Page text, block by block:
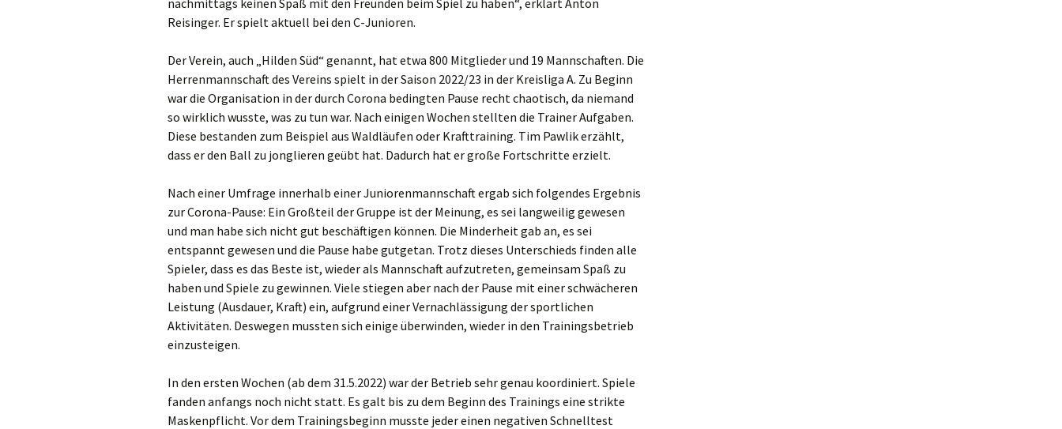
Viersen
Voerde
Wassenberg
Wegberg
Wermelskirchen
Wesel
Willich
Xanten
nachmittags keinen Spaß mit den Freunden beim Spiel zu haben“, erklärt Anton
Reisinger. Er spielt aktuell bei den C-Junioren.
Der Verein, auch „Hilden Süd“ genannt, hat etwa 800 Mitglieder und 19 Mannschaften. Die
Herrenmannschaft des Vereins spielt in der Saison 2022/23 in der Kreisliga A. Zu Beginn
war die Organisation in der durch Corona bedingten Pause recht chaotisch, da niemand
so wirklich wusste, was zu tun war. Nach einigen Wochen stellten die Trainer Aufgaben.
Diese bestanden zum Beispiel aus Waldläufen oder Krafttraining. Tim Pawlik erzählt,
dass er den Ball zu jonglieren geübt hat. Dadurch hat er große Fortschritte erzielt.
Nach einer Umfrage innerhalb einer Juniorenmannschaft ergab sich folgendes Ergebnis
zur Corona-Pause: Ein Großteil der Gruppe ist der Meinung, es sei langweilig gewesen
und man habe sich nicht gut beschäftigen können. Die Minderheit gab an, es sei
entspannt gewesen und die Pause habe gutgetan. Trotz dieses Unterschieds finden alle
Spieler, dass es das Beste ist, wieder als Mannschaft aufzutreten, gemeinsam Spaß zu
haben und Spiele zu gewinnen. Viele stiegen aber nach der Pause mit einer schwächeren
Leistung (Ausdauer, Kraft) ein, aufgrund einer Vernachlässigung der sportlichen
Aktivitäten. Deswegen mussten sich einige überwinden, wieder in den Trainingsbetrieb
einzusteigen.
In den ersten Wochen (ab dem 31.5.2022) war der Betrieb sehr genau koordiniert. Spiele
fanden anfangs noch nicht statt. Es galt bis zu dem Beginn des Trainings eine strikte
Maskenpflicht. Vor dem Trainingsbeginn musste jeder einen negativen Schnelltest